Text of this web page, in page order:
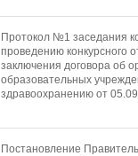
Протокол №1 заседания
проведению конкурсного
заключения договора об
образовательных
здравоохранению oт
Постановление